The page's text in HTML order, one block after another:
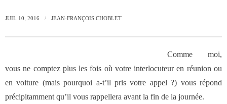
- Conseil en stratégie commerciale
- Conseil en développement des outils
de vente
JUIL 10, 2016 JEAN-FRANÇOIS CHOBLET
Comme moi,
vous ne comptez plus les fois où votre interlocuteur en réunion ou
en voiture (mais pourquoi a-t’il pris votre appel ?) vous répond
précipitamment qu’il vous rappellera avant la fin de la journée.